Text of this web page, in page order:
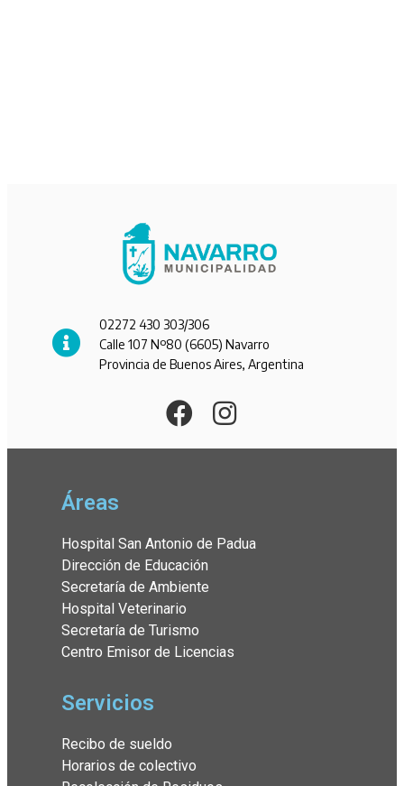
02272 430 303/306
Calle 107 Nº80 (6605) Navarro
Provincia de Buenos Aires, Argentina
Áreas
Hospital San Antonio de Padua
Dirección de Educación
Secretaría de Ambiente
Hospital Veterinario
Secretaría de Turismo
Centro Emisor de Licencias
Servicios
Recibo de sueldo
Horarios de colectivo